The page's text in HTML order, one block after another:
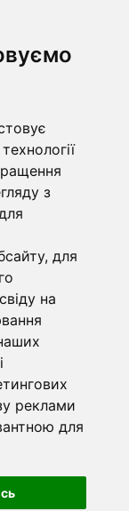
з
, для
на
реклами
для